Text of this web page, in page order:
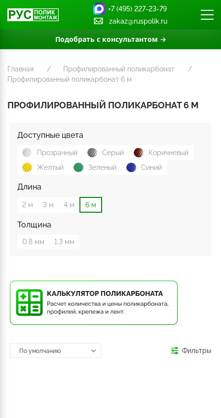
Подобрать с консультантом →
+7 (495) 227-23-79
zakaz@ruspolik.ru
Главная
Профилированный поликарбонат
Профилированный поликарбонат 6 м
ПРОФИЛИРОВАННЫЙ ПОЛИКАРБОНАТ 6 М
Доступные цвета
Прозрачный Серый
Коричневый
Желтый
Зеленый Синий
Длина
2 м 3 м 4 м 6 м
Толщина
0.8 мм 1.3 мм
По умолчанию Фильтры